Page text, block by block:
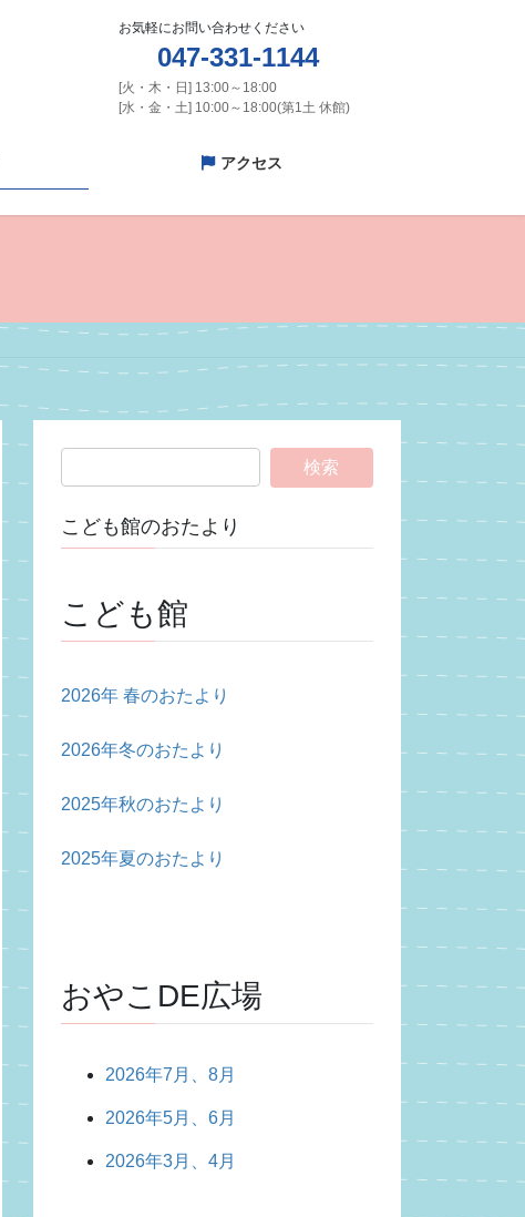
お気軽にお問い合わせください
047-331-1144
[火・木・日] 13:00～18:00
[水・金・土] 10:00～18:00(第1土 休館)
アクセス
こども館のおたより
こども館
2026年 春のおたより
2026年冬のおたより
2025年秋のおたより
2025年夏のおたより
おやこDE広場
2026年7月、8月
2026年5月、6月
2026年3月、4月